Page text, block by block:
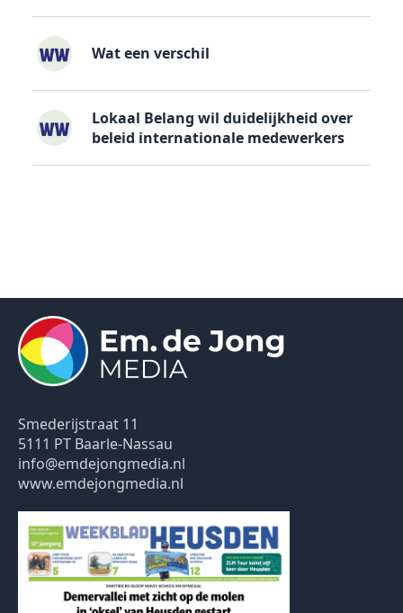
Wat een verschil
Lokaal Belang wil duidelijkheid over
beleid internationale medewerkers
Smederijstraat 11
5111 PT Baarle-Nassau
info@emdejongmedia.nl
www.emdejongmedia.nl